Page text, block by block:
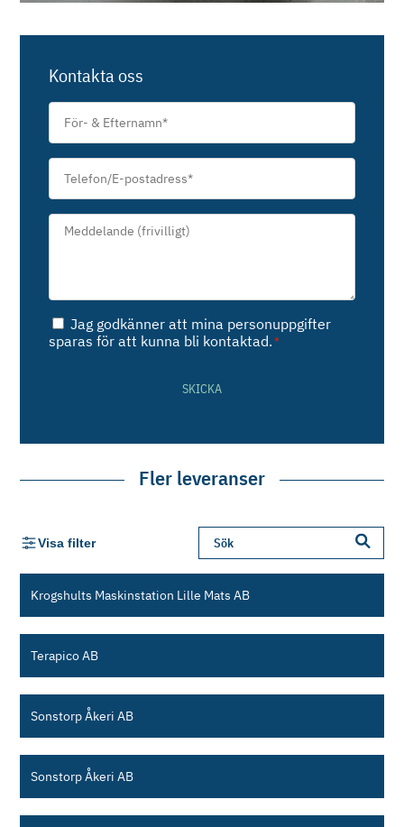
Kontakta oss
För-
Efternamn
Telefon/E-
postadress*
Meddelande*
Samtycke*
Jag godkänner att mina personuppgifter
sparas för att kunna bli kontaktad. *
SKICKA
Fler leveranser
Visa filter
Krogshults Maskinstation Lille Mats AB
Terapico AB
Sonstorp Åkeri AB
Sonstorp Åkeri AB